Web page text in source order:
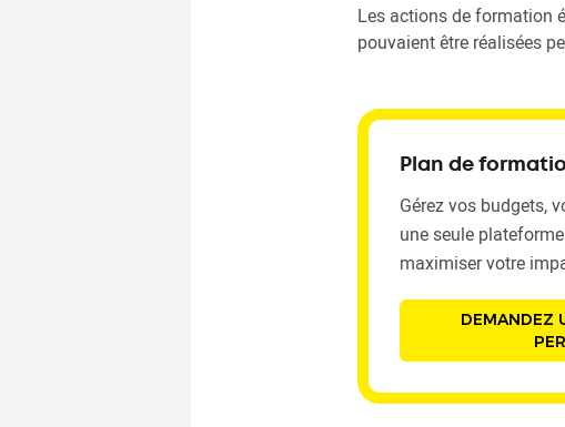
Les actions de formation
pouvaient être réalisées
Plan de
Gérez vos budgets,
une seule
maximiser votre
DEMANDEZ